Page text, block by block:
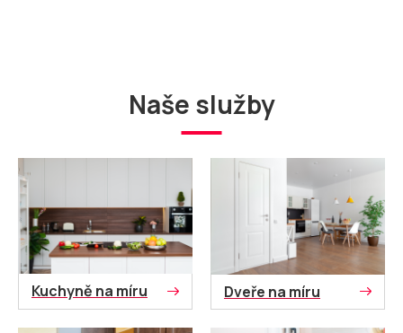
Naše služby
Kuchyně na míru Dveře na míru